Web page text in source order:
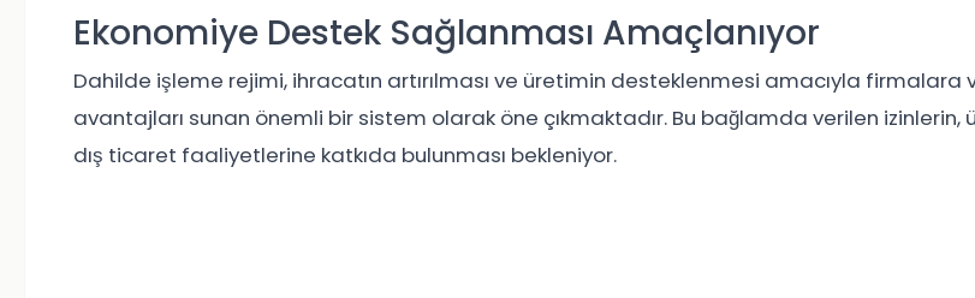
Ekonomiye Destek Sağlanması Amaçlanıyor
Dahilde işleme rejimi, ihracatın artırılması ve üretimin desteklenmesi amacıyla firmalara
avantajları sunan önemli bir sistem olarak öne çıkmaktadır. Bu bağlamda verilen izinlerin,
dış ticaret faaliyetlerine katkıda bulunması bekleniyor.